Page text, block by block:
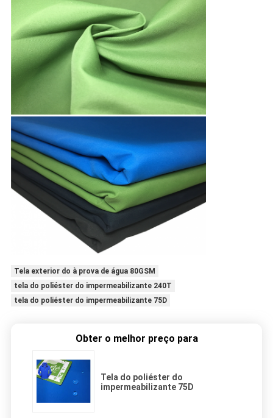
Tela exterior do à prova de água 80GSM
tela do poliéster do impermeabilizante 240T
tela do poliéster do impermeabilizante 75D
Obter o melhor preço para
Tela do poliéster do
impermeabilizante 75D